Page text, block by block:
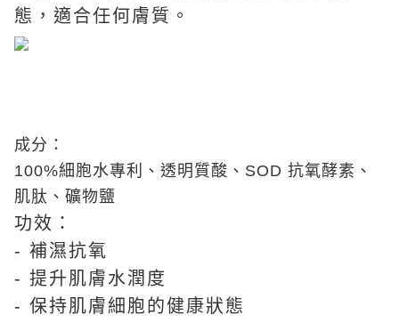
態，適合任何膚質。
成分：
100%細胞水專利、透明質酸、SOD 抗氧酵素、
肌肽、礦物鹽
功效：
- 補濕抗氧
- 提升肌膚水潤度
- 保持肌膚細胞的健康狀態